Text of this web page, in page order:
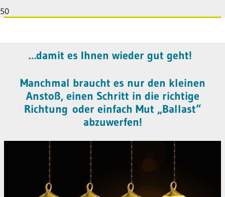
…damit es Ihnen wieder gut geht!
Manchmal braucht es nur den kleinen
Anstoß, einen Schritt in die richtige
Richtung oder einfach Mut „Ballast“
abzuwerfen!